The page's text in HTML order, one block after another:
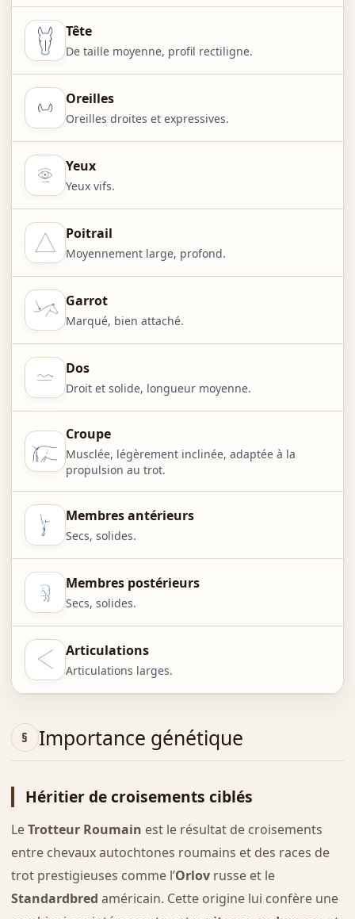
Tête
De taille moyenne, profil rectiligne.
Oreilles
Oreilles droites et expressives.
Yeux
Yeux vifs.
Poitrail
Moyennement large, profond.
Garrot
Marqué, bien attaché.
Dos
Droit et solide, longueur moyenne.
Croupe
Musclée, légèrement inclinée, adaptée à la
propulsion au trot.
Membres antérieurs
Secs, solides.
Membres postérieurs
Secs, solides.
Articulations
Articulations larges.
Importance génétique
Héritier de croisements ciblés
LeTrotteur Roumain est le résultat de croisements
entre chevaux autochtones roumains et des races de
trot prestigieuses comme l’Orlovrusse et le
Standardbred américain. Cette origine lui confère une